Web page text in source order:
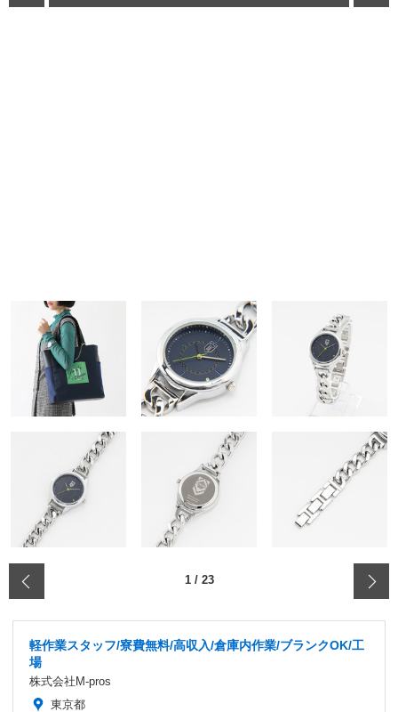
1/ 23
軽作業スタッフ/寮費無料/高収入/倉庫内作業/ブランクOK/工
場
株式会社M-pros
東京都